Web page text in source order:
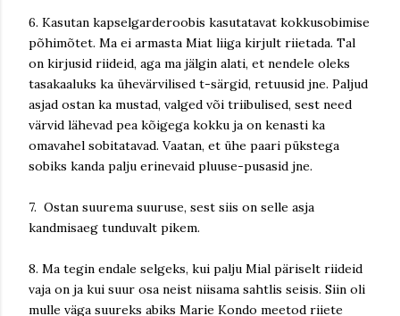
6. Kasutan kapselgarderoobis kasutatavat kokkusobimise
põhimõtet. Ma ei armasta Miat liiga kirjult riietada. Tal
on kirjusid riideid, aga ma jälgin alati, et nendele oleks
tasakaaluks ka ühevärvilised t-särgid, retuusid jne. Paljud
asjad ostan ka mustad, valged või triibulised, sest need
värvid lähevad pea kõigega kokku ja on kenasti ka
omavahel sobitatavad. Vaatan, et ühe paari pükstega
sobiks kanda palju erinevaid pluuse-pusasid jne.
7. Ostan suurema suuruse, sest siis on selle asja
kandmisaeg tunduvalt pikem.
8. Ma tegin endale selgeks, kui palju Mial päriselt riideid
vaja on ja kui suur osa neist niisama sahtlis seisis. Siin oli
mulle väga suureks abiks Marie Kondo meetod riiete